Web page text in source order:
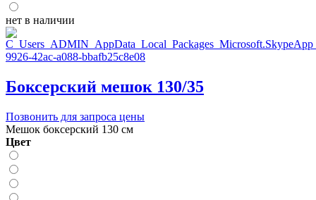
нет в наличии
Боксерский мешок 130/35
Позвонить для запроса цены
Мешок боксерский 130 см
Цвет